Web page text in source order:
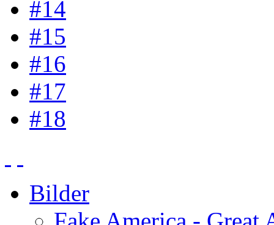
#14
#15
#16
#17
#18
Bilder